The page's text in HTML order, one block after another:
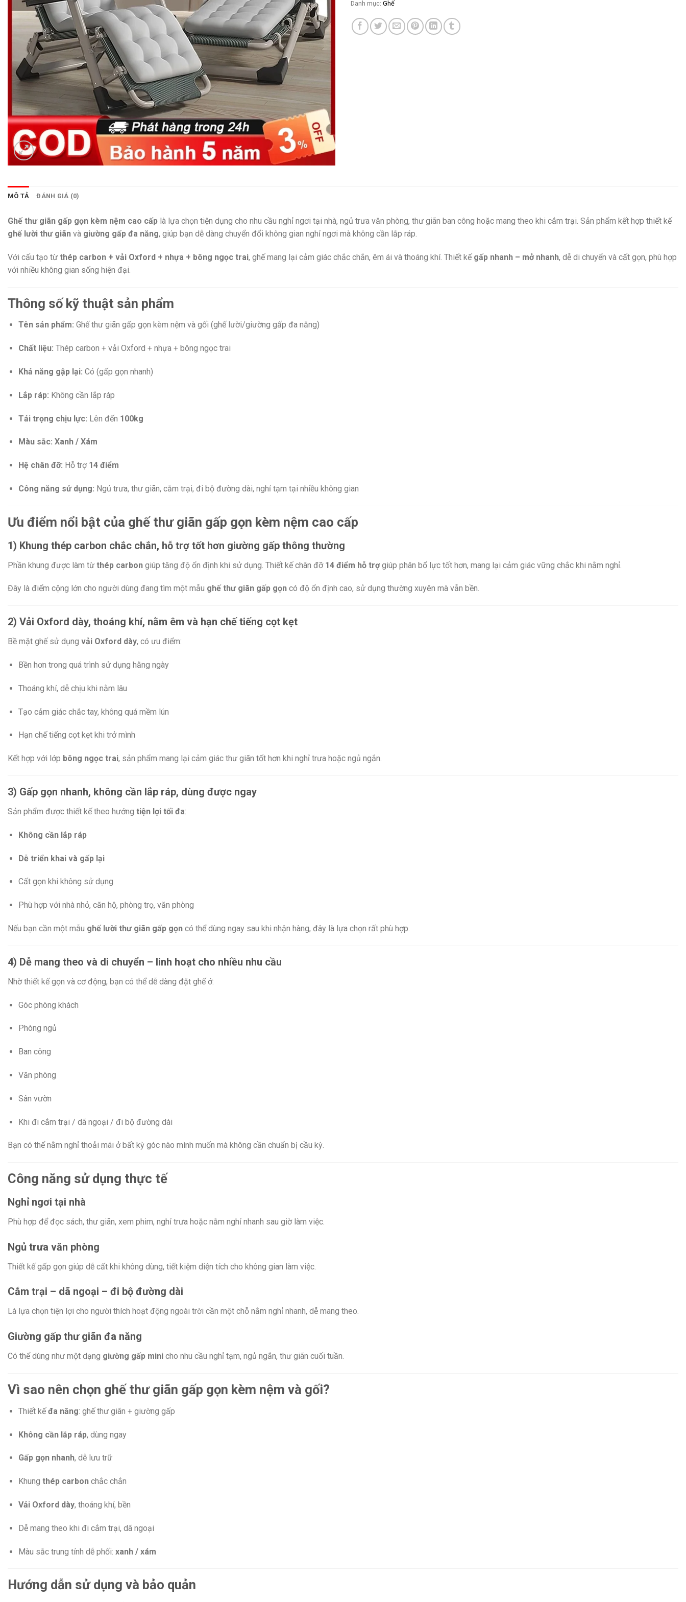
Danh mục: Ghế
MÔ TẢ ĐÁNH GIÁ (0)
Ghế thư giãn gấp gọn kèm nệm cao cấp là lựa chọn tiện dụng cho nhu cầu nghỉ ngơi tại nhà, ngủ trưa văn phòng, thư giãn ban công hoặc mang theo khi cắm trại. Sản phẩm kết hợp thiết kế
ghế lười thư giãn và giường gấp đa năng, giúp bạn dễ dàng chuyển đổi không gian nghỉ ngơi mà không cần lắp ráp.
Với cấu tạo từ thép carbon + vải Oxford + nhựa + bông ngọc trai, ghế mang lại cảm giác chắc chắn, êm ái và thoáng khí. Thiết kế gấp nhanh – mở nhanh, dễ di chuyển và cất gọn, phù hợp
với nhiều không gian sống hiện đại.
Thông số kỹ thuật sản phẩm
Tên sản phẩm: Ghế thư giãn gấp gọn kèm nệm và gối (ghế lười/giường gấp đa năng)
Chất liệu: Thép carbon + vải Oxford + nhựa + bông ngọc trai
Khả năng gập lại: Có (gấp gọn nhanh)
Lắp ráp: Không cần lắp ráp
Tải trọng chịu lực: Lên đến 100kg
Màu sắc: Xanh / Xám
Hệ chân đỡ: Hỗ trợ 14 điểm
Công năng sử dụng: Ngủ trưa, thư giãn, cắm trại, đi bộ đường dài, nghỉ tạm tại nhiều không gian
Ưu điểm nổi bật của ghế thư giãn gấp gọn kèm nệm cao cấp
1) Khung thép carbon chắc chắn, hỗ trợ tốt hơn giường gấp thông thường
Phần khung được làm từ thép carbon giúp tăng độ ổn định khi sử dụng. Thiết kế chân đỡ 14 điểm hỗ trợgiúp phân bổ lực tốt hơn, mang lại cảm giác vững chắc khi nằm nghỉ.
Đây là điểm cộng lớn cho người dùng đang tìm một mẫu ghế thư giãn gấp gọn có độ ổn định cao, sử dụng thường xuyên mà vẫn bền.
2) Vải Oxford dày, thoáng khí, nằm êm và hạn chế tiếng cọt kẹt
Bề mặt ghế sử dụng vải Oxford dày, có ưu điểm:
Bền hơn trong quá trình sử dụng hằng ngày
Thoáng khí, dễ chịu khi nằm lâu
Tạo cảm giác chắc tay, không quá mềm lún
Hạn chế tiếng cọt kẹt khi trở mình
Kết hợp với lớp bông ngọc trai, sản phẩm mang lại cảm giác thư giãn tốt hơn khi nghỉ trưa hoặc ngủ ngắn.
3) Gấp gọn nhanh, không cần lắp ráp, dùng được ngay
Sản phẩm được thiết kế theo hướng tiện lợi tối đa:
Không cần lắp ráp
Dễ triển khai và gấp lại
Cất gọn khi không sử dụng
Phù hợp với nhà nhỏ, căn hộ, phòng trọ, văn phòng
Nếu bạn cần một mẫu ghế lười thư giãn gấp gọn có thể dùng ngay sau khi nhận hàng, đây là lựa chọn rất phù hợp.
4) Dễ mang theo và di chuyển – linh hoạt cho nhiều nhu cầu
Nhờ thiết kế gọn và cơ động, bạn có thể dễ dàng đặt ghế ở:
Góc phòng khách
Phòng ngủ
Ban công
Văn phòng
Sân vườn
Khi đi cắm trại / dã ngoại / đi bộ đường dài
Bạn có thể nằm nghỉ thoải mái ở bất kỳ góc nào mình muốn mà không cần chuẩn bị cầu kỳ.
Công năng sử dụng thực tế
Nghỉ ngơi tại nhà
Phù hợp để đọc sách, thư giãn, xem phim, nghỉ trưa hoặc nằm nghỉ nhanh sau giờ làm việc.
Ngủ trưa văn phòng
Thiết kế gấp gọn giúp dễ cất khi không dùng, tiết kiệm diện tích cho không gian làm việc.
Cắm trại – dã ngoại – đi bộ đường dài
Là lựa chọn tiện lợi cho người thích hoạt động ngoài trời cần một chỗ nằm nghỉ nhanh, dễ mang theo.
Giường gấp thư giãn đa năng
Có thể dùng như một dạng giường gấp mini cho nhu cầu nghỉ tạm, ngủ ngắn, thư giãn cuối tuần.
Vì sao nên chọn ghế thư giãn gấp gọn kèm nệm và gối?
Thiết kếđa năng: ghế thư giãn + giường gấp
Không cần lắp ráp, dùng ngay
Gấp gọn nhanh, dễ lưu trữ
Khung thép carbonchắc chắn
Vải Oxford dày, thoáng khí, bền
Dễ mang theo khi đi cắm trại, dã ngoại
Màu sắc trung tính dễ phối: xanh / xám
Hướng dẫn sử dụng và bảo quản